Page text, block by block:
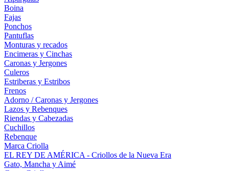
Boina
Fajas
Ponchos
Pantuflas
Monturas y recados
Encimeras y Cinchas
Caronas y Jergones
Culeros
Estriberas y Estribos
Frenos
Adorno / Caronas y Jergones
Lazos y Rebenques
Riendas y Cabezadas
Cuchillos
Rebenque
Marca Criolla
EL REY DE AMÉRICA - Criollos de la Nueva Era
Gato, Mancha y Aimé